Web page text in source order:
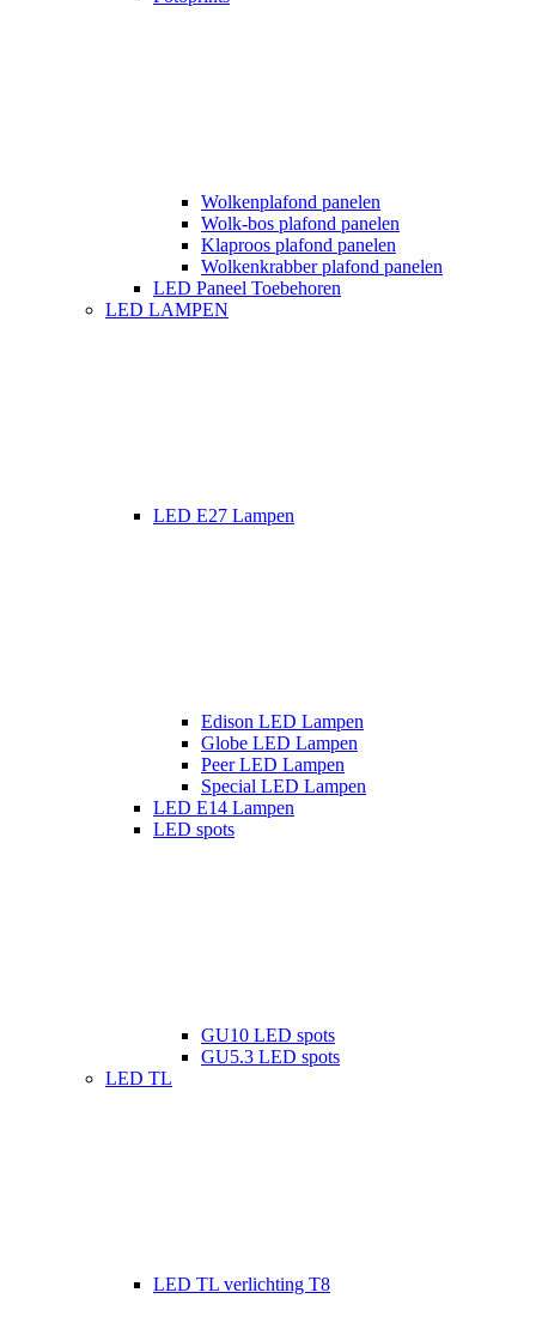
Wolkenplafond panelen
Wolk-bos plafond panelen
Klaproos plafond panelen
Wolkenkrabber plafond panelen
LED Paneel Toebehoren
LED LAMPEN
LED E27 Lampen
Edison LED Lampen
Globe LED Lampen
Peer LED Lampen
Special LED Lampen
LED E14 Lampen
LED spots
GU10 LED spots
GU5.3 LED spots
LED TL
LED TL verlichting T8